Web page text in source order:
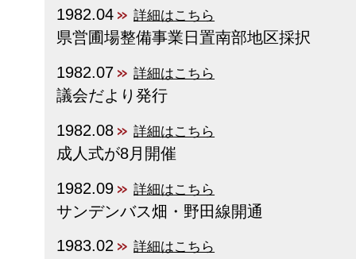
1982.04
詳細はこちら
県営圃場整備事業日置南部地区採択
1982.07
詳細はこちら
議会だより発行
1982.08
詳細はこちら
成人式が8月開催
1982.09
詳細はこちら
サンデンバス畑・野田線開通
1983.02
詳細はこちら